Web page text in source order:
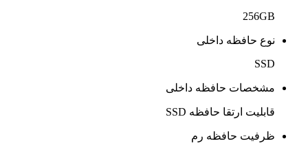
256GB
نوع حافظه داخلی
SSD
مشخصات حافظه داخلی
قابلیت ارتقا حافظه SSD
ظرفیت حافظه رم